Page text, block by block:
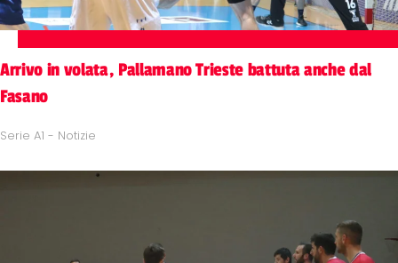
Arrivo in volata, Pallamano Trieste battuta anche dal
Fasano
Serie A1 - Notizie